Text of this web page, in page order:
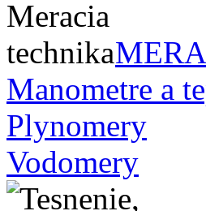
Manometre a
Plynomery
Vodomery